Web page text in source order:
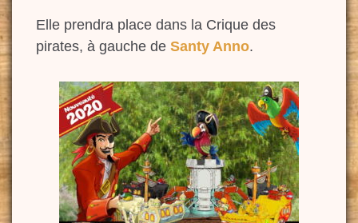
Elle prendra place dans la Crique des
pirates, à gauche de Santy Anno.